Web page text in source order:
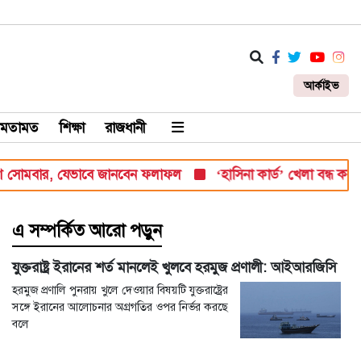
আর্কাইভ
মতামত শিক্ষা রাজধানী
যেভাবে জানবেন ফলাফল ‘হাসিনা কার্ড’ খেলা বন্ধ করতে
এ সম্পর্কিত আরো পড়ুন
যুক্তরাষ্ট্র ইরানের শর্ত মানলেই খুলবে হরমুজ প্রণালী: আইআরজিসি
হরমুজ প্রণালি পুনরায় খুলে দেওয়ার বিষয়টি যুক্তরাষ্ট্রের
সঙ্গে ইরানের আলোচনার অগ্রগতির ওপর নির্ভর করছে
বলে